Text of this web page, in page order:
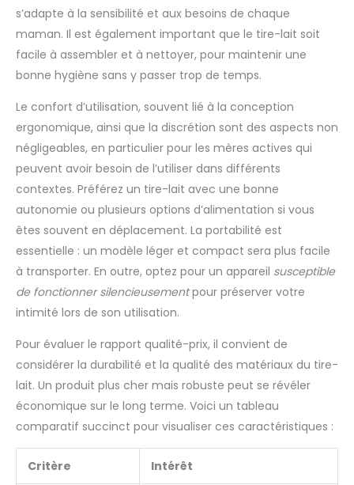
travail ou les sorties, vous
permettant de maintenir votre
rythme d'allaitement où et
quand vous le souhaitez.
[Polyvalent & Hygiénique avec
tire-lait intègre un système
empêche le lait d'entrer dans
les tuyaux, garantissant un
processus d'expression
hygiénique. Le design est
compatible avec la plupart
des tire-laits et tétines
standards grâce à des
adaptateurs universels,
Les biberons de conservation
rangement économe dans le
réfrigérateur et peuvent être
utilisés pour le biberon (avec
une tétine vendue
séparément) ou pour stocker
la nourriture solide de bébé à
téterelles (17/19/21/24 mm) pour s’adapter à différentes
morphologies. Fabriqué en silicone alimentaire sans BPA
pour plus de sécurité, ce tire lait se compose de peu de
pièces, faciles à assembler et à nettoyer rapidement — pour
passer moins de temps à l’entretien et plus de temps sur
l’essentiel.
s’adapte à la sensibilité et aux besoins de chaque
maman. Il est également important que le tire-lait soit
facile à assembler et à nettoyer, pour maintenir une
bonne hygiène sans y passer trop de temps.
Le confort d’utilisation, souvent lié à la conception
ergonomique, ainsi que la discrétion sont des aspects non
négligeables, en particulier pour les mères actives qui
peuvent avoir besoin de l’utiliser dans différents
contextes. Préférez un tire-lait avec une bonne
autonomie ou plusieurs options d’alimentation si vous
êtes souvent en déplacement. La portabilité est
essentielle : un modèle léger et compact sera plus facile
à transporter. En outre, optez pour un appareil susceptible
de fonctionner silencieusementpour préserver votre
intimité lors de son utilisation.
Pour évaluer le rapport qualité-prix, il convient de
considérer la durabilité et la qualité des matériaux du tire-
lait. Un produit plus cher mais robuste peut se révéler
économique sur le long terme. Voici un tableau
comparatif succinct pour visualiser ces caractéristiques :
Critère Intérêt